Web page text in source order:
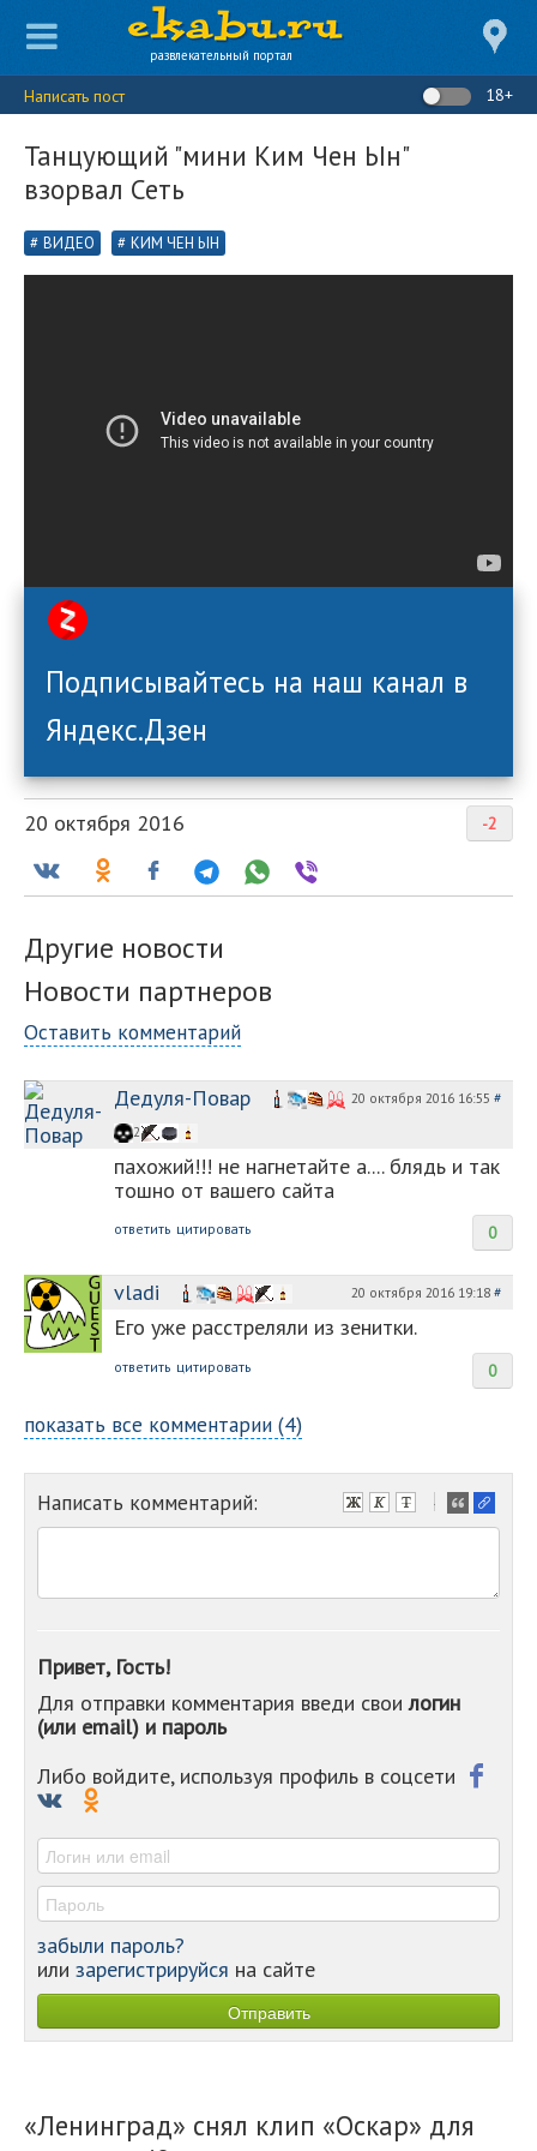
развлекательный портал
Написать пост 18+
Танцующий "мини Ким Чен Ын"
взорвал Сеть
ВИДЕО КИМ ЧЕН ЫН
Подписывайтесь на наш канал в
Яндекс.Дзен
-2
20 октября 2016
Другие новости
Новости партнеров
Оставить комментарий
Дедуля-Повар 20 октября 2016 16:55 #
2
пахожий!!! не нагнетайте а.... блядь и так
тошно от вашего сайта
0
ответить цитировать
vladi 20 октября 2016 19:18 #
Его уже расстреляли из зенитки.
0
ответить цитировать
показать все комментарии (4)
Написать комментарий:
-
-
-
-
-
Привет, Гость!
Для отправки комментария введи своилогин
(или email) и пароль
Либо войдите, используя профиль в соцсети
забыли пароль?
или зарегистрируйся на сайте
«Ленинград» снял клип «Оскар» для